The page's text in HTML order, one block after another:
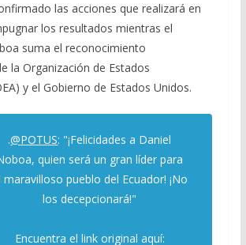
las acciones que realizará en
los resultados mientras el
suma el reconocimiento
la Organización de Estados
y el Gobierno de Estados Unidos.
.@POTUS: "¡Felicidades a Daniel
quien será un gran líder para
maravilloso pueblo del Ecuador! ¡No
los decepcionará!"
Encuentra el link original aquí: